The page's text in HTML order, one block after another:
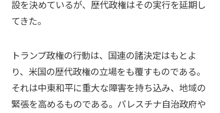
設を決めているが、歴代政権はその実行を延期し
てきた。
トランプ政権の行動は、国連の諸決定はもとよ
り、米国の歴代政権の立場をも覆すものである。
それは中東和平に重大な障害を持ち込み、地域の
緊張を高めるものである。パレスチナ自治政府や